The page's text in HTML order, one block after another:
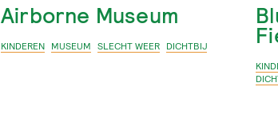
Airborne Museum
KINDEREN MUSEUM SLECHT WEER DICHTBIJ